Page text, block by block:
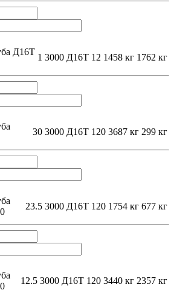
Д16Т
1 3000 Д16Т 12 1458 кг 1762 кг
30 3000 Д16Т 120 3687 кг 299 кг
23.5 3000 Д16Т 120 1754 кг 677 кг
12.5 3000 Д16Т 120 3440 кг 2357 кг